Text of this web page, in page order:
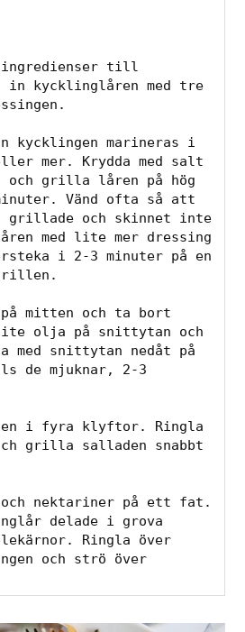
till
in kycklinglåren med tre
kycklingen marineras i
mer. Krydda med salt
och grilla låren på hög
Vänd ofta så att
grillade och skinnet inte
med lite mer dressing
i 2-3 minuter på en
mitten och ta bort
olja på snittytan och
med snittytan nedåt på
mjuknar, 2-3
i fyra klyftor. Ringla
grilla salladen snabbt
och nektariner på ett fat.
delade i grova
Ringla över
och strö över